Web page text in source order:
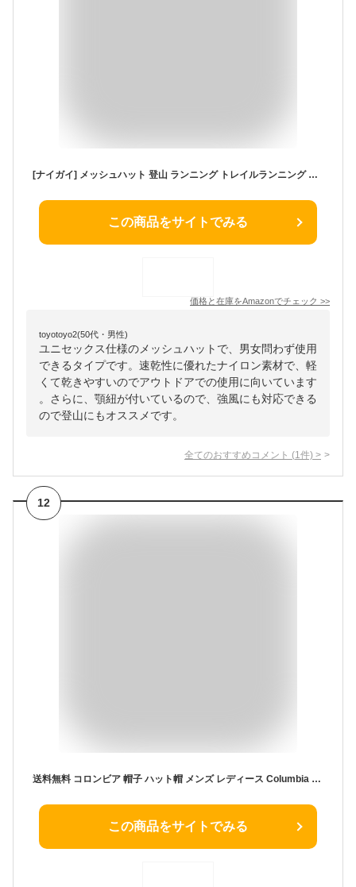
[ナイガイ] メッシュハット 登山 ランニング トレイルランニング キャンプ アウトドア サファリハット 帽子 オールシーズン メッシュ サイズ調整 タレ付き ユニセックス メンズ レディース 90370802 (JP, 数字サイズ, 59.0 cm, 97.チャコール)
この商品をサイトでみる
価格と在庫をAmazonでチェック >>
toyotoyo2(50代・男性)
ユニセックス仕様のメッシュハットで、男女問わず使用
できるタイプです。速乾性に優れたナイロン素材で、軽
くて乾きやすいのでアウトドアでの使用に向いています
。さらに、顎紐が付いているので、強風にも対応できる
ので登山にもオススメです。
全てのおすすめコメント (1 件) >
12
送料無料 コロンビア 帽子 ハット帽 メンズ レディース Columbia イエロードックマウンテンブーニー アウトドアウェア アクセサリー はっ水 紫外線対策 UPF50 ユニセックス 洗濯機洗い可 男女兼用 大きいサイズ 登山 ハイキング キャンプ ブランド アパレル/PU5700
この商品をサイトでみる